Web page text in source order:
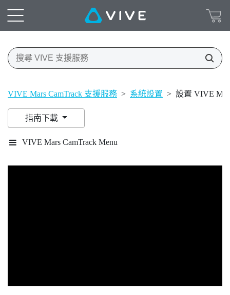
VIVE Mars CamTrack 支援服務 > 系統設置 > 設置 VIVE
指南下載
VIVE Mars CamTrack Menu